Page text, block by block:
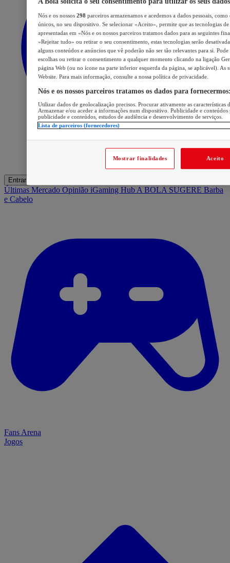
Entrar
Últimas Mercado Opinião iGaming Hub A BOLA SUGERE Barba
e Cabelo
Fans Arena
Jogos
Nós e os nossos 298 parceiros armazenamos e acedemos a dados pessoais,
únicos, no seu dispositivo. Se selecionar «Aceito», permite que as tecnologias
apresentadas em «Nós e os nossos parceiros tratamos dados para as seguintes
«Rejeitar tudo» ou retirar o seu consentimento, estas tecnologias serão
alguns conteúdos e anúncios que vê poderão não ser tão relevantes para si.
escolhas ou retirar o consentimento a qualquer momento clicando na ligação
página Web (ou no ícone na parte inferior esquerda da página, se aplicável). As
Website. Para mais informação, consulte a nossa política de privacidade.
Nós e os nossos parceiros tratamos os dados para
Utilizar dados de geolocalização precisos. Procurar ativamente as
Armazenar e/ou aceder a informações num dispositivo. Publicidade e conteúdos
publicidade e conteúdos, estudos de audiência e desenvolvimento de serviços.
Lista de parceiros (fornecedores)
Mostrar finalidades Aceito